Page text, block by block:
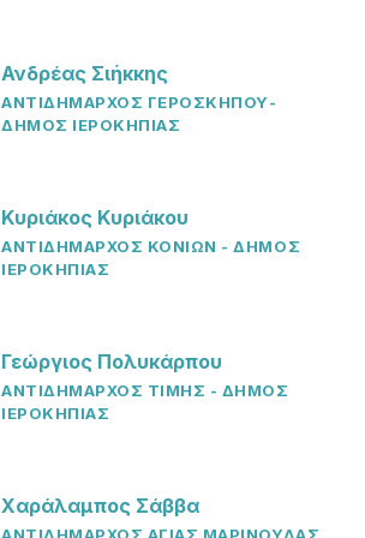
Ανδρέας Σιήκκης
ΑΝΤΙΔΗΜΑΡΧΟΣ ΓΕΡΟΣΚΗΠΟΥ-
ΔΗΜΟΣ ΙΕΡΟΚΗΠΙΑΣ
Κυριάκος Κυριάκου
ΑΝΤΙΔΗΜΑΡΧΟΣ ΚΟΝΙΩΝ - ΔΗΜΟΣ
ΙΕΡΟΚΗΠΙΑΣ
Γεώργιος Πολυκάρπου
ΑΝΤΙΔΗΜΑΡΧΟΣ ΤΙΜΗΣ - ΔΗΜΟΣ
ΙΕΡΟΚΗΠΙΑΣ
Χαράλαμπος Σάββα